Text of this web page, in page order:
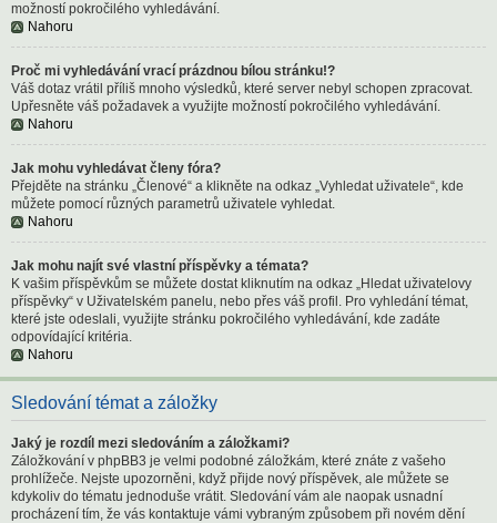
možností pokročilého vyhledávání.
Nahoru
Proč mi vyhledávání vrací prázdnou bílou stránku!?
Váš dotaz vrátil příliš mnoho výsledků, které server nebyl schopen zpracovat.
Upřesněte váš požadavek a využijte možností pokročilého vyhledávání.
Nahoru
Jak mohu vyhledávat členy fóra?
Přejděte na stránku „Členové“ a klikněte na odkaz „Vyhledat uživatele“, kde
můžete pomocí různých parametrů uživatele vyhledat.
Nahoru
Jak mohu najít své vlastní příspěvky a témata?
K vašim příspěvkům se můžete dostat kliknutím na odkaz „Hledat uživatelovy
příspěvky“ v Uživatelském panelu, nebo přes váš profil. Pro vyhledání témat,
které jste odeslali, využijte stránku pokročilého vyhledávání, kde zadáte
odpovídající kritéria.
Nahoru
Sledování témat a záložky
Jaký je rozdíl mezi sledováním a záložkami?
Záložkování v phpBB3 je velmi podobné záložkám, které znáte z vašeho
prohlížeče. Nejste upozorněni, když přijde nový příspěvek, ale můžete se
kdykoliv do tématu jednoduše vrátit. Sledování vám ale naopak usnadní
procházení tím, že vás kontaktuje vámi vybraným způsobem při novém dění